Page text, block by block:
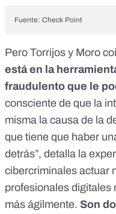
Fuente: Check Point
Pero Torrijos y Moro
está en la
fraudulento que le
consciente de que la
misma la causa de la
que tiene que haber
detrás”, detalla la
cibercriminales actuar
profesionales digitales
más ágilmente. Son